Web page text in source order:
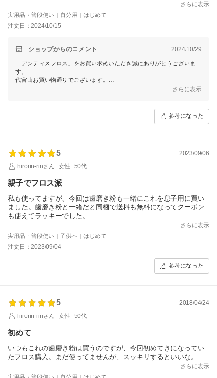
しばらく続けてみようと思います。
さらに表示
実用品・普段使い｜自分用｜はじめて
注文日：2024/10/15
ショップからのコメント 2024/10/29
「デンティスフロス」をお買い求めいただき誠にありがとうございま
す。
代官山お買い物通りでございます。
さらに表示
参考になった
5
2023/09/06
hirorin-rinさん
女性 50代
親子でフロス派
私も使ってますが、今回は歯磨き粉も一緒にこれを息子用に買い
ました。歯磨き粉と一緒だと同梱で送料も無料になってクーポン
も使えてラッキーでした。
さらに表示
実用品・普段使い｜子供へ｜はじめて
注文日：2023/09/04
参考になった
5
2018/04/24
hirorin-rinさん
女性 50代
初めて
いつもこれの歯磨き粉は買うのですが、今回初めてきになってい
たフロス購入。まだ使ってませんが、スッキリするといいな。
さらに表示